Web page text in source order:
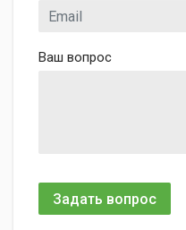
Ваш вопрос
Задать вопрос